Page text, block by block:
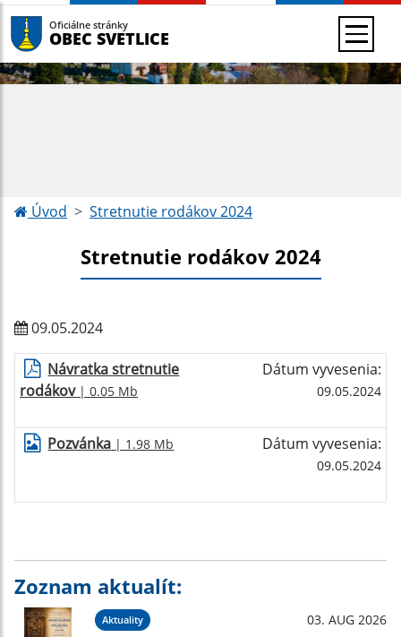
Oficiálne stránky
OBEC SVETLICE
Úvod Stretnutie rodákov 2024
Stretnutie rodákov 2024
09.05.2024
Návratka stretnutie
rodákov| 0.05 Mb
Dátum vyvesenia:
09.05.2024
Pozvánka | 1.98 Mb Dátum vyvesenia:
09.05.2024
Zoznam aktualít:
Aktuality 03. AUG 2026